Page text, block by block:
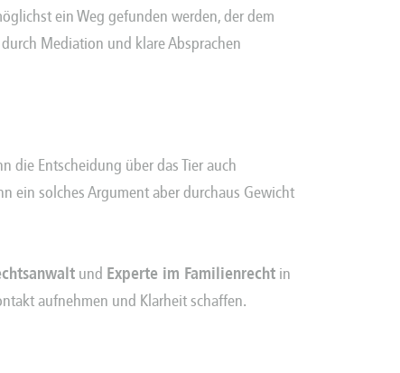
ein Weg gefunden werden, der dem
Mediation und klare Absprachen
die Entscheidung über das Tier auch
ein solches Argument aber durchaus Gewicht
und Experte im Familienrecht in
aufnehmen und Klarheit schaffen.